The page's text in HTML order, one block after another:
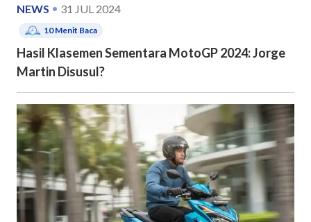
NEWS 31 JUL 2024
10Menit Baca
Hasil Klasemen Sementara MotoGP 2024: Jorge
Martin Disusul?